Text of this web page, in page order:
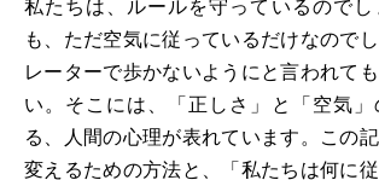
私たちは、ルールを守っているのでし
も、ただ空気に従っているだけなので
レーターで歩かないようにと言われて
い。そこには、「正しさ」と「空気
る、人間の心理が表れています。この
変えるための方法と、「私たちは何に